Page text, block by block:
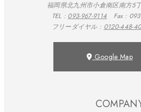
福岡県北九州市小倉南区南方5
TEL : 093-967-9114 Fax :
フリーダイヤル : 0120-448-
Google Map